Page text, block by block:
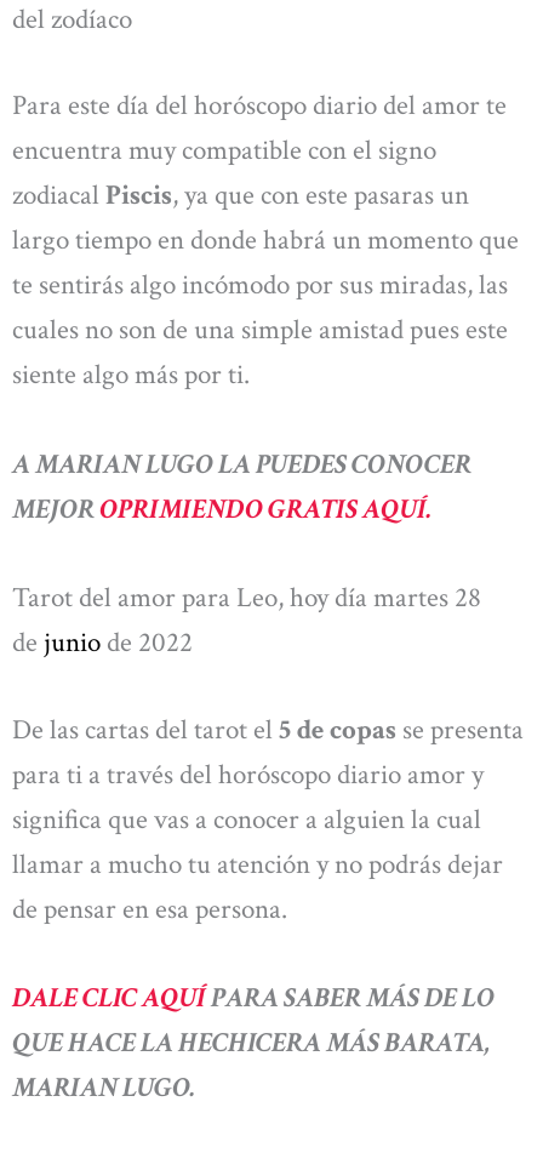
del zodíaco
Para este día del horóscopo diario del amor te
encuentra muy compatible con el signo
zodiacal Piscis, ya que con este pasaras un
largo tiempo en donde habrá un momento que
te sentirás algo incómodo por sus miradas, las
cuales no son de una simple amistad pues este
siente algo más por ti.
AMARIAN LUGO LA PUEDES CONOCER
MEJOROPRIMIENDOGRATIS AQUÍ.
Tarot del amor para Leo, hoy día martes 28
de junio de 2022
De las cartas del tarot el 5 de copas se presenta
para ti a través del horóscopo diario amor y
significa que vas a conocer a alguien la cual
llamar a mucho tu atención y no podrás dejar
de pensar en esa persona.
DALE CLIC AQUÍPARA SABER MÁS DE LO
QUE HACE LA HECHICERA MÁS BARATA,
MARIAN LUGO.